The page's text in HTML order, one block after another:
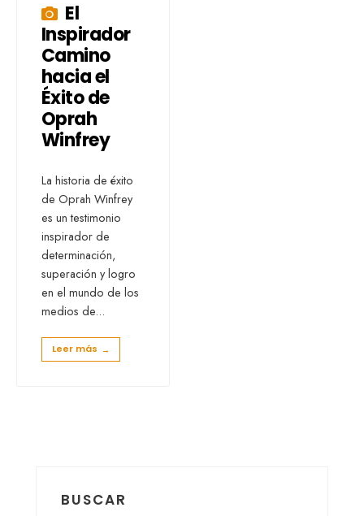
El
Inspirador
Camino
hacia el
Éxito de
Oprah
Winfrey
La historia de éxito
de Oprah Winfrey
es un testimonio
inspirador de
determinación,
superación y logro
en el mundo de los
medios de...
Leer más →
BUSCAR